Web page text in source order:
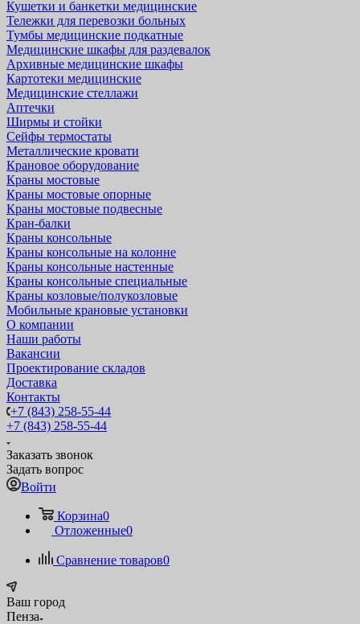
Кушетки и банкетки медицинские
Тележки для перевозки больных
Тумбы медицинские подкатные
Медицинские шкафы для раздевалок
Архивные медицинские шкафы
Картотеки медицинские
Медицинские стеллажи
Аптечки
Ширмы и стойки
Сейфы термостаты
Металлические кровати
Крановое оборудование
Краны мостовые
Краны мостовые опорные
Краны мостовые подвесные
Кран-балки
Краны консольные
Краны консольные на колонне
Краны консольные настенные
Краны консольные специальные
Краны козловые/полукозловые
Мобильные крановые установки
О компании
Наши работы
Вакансии
Проектирование складов
Доставка
Контакты
+7 (843) 258-55-44
+7 (843) 258-55-44
Заказать звонок
Задать вопрос
Войти
Корзина0
Отложенные0
Сравнение товаров0
Ваш город
Пенза